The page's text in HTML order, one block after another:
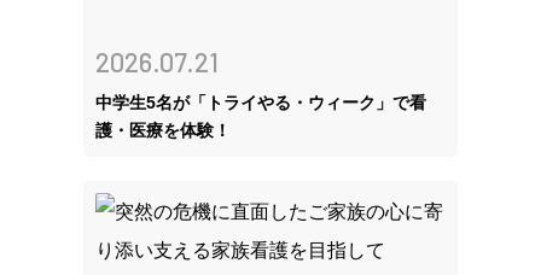
2026.07.21
中学生5名が「トライやる・ウィーク」で看
護・医療を体験！